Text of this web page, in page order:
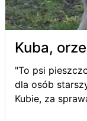
Kuba,
"To psi
dla osób
Kubie, za